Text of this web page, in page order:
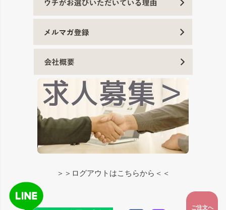
＞＞ログアウトはこちらから＜＜
ご注文へ